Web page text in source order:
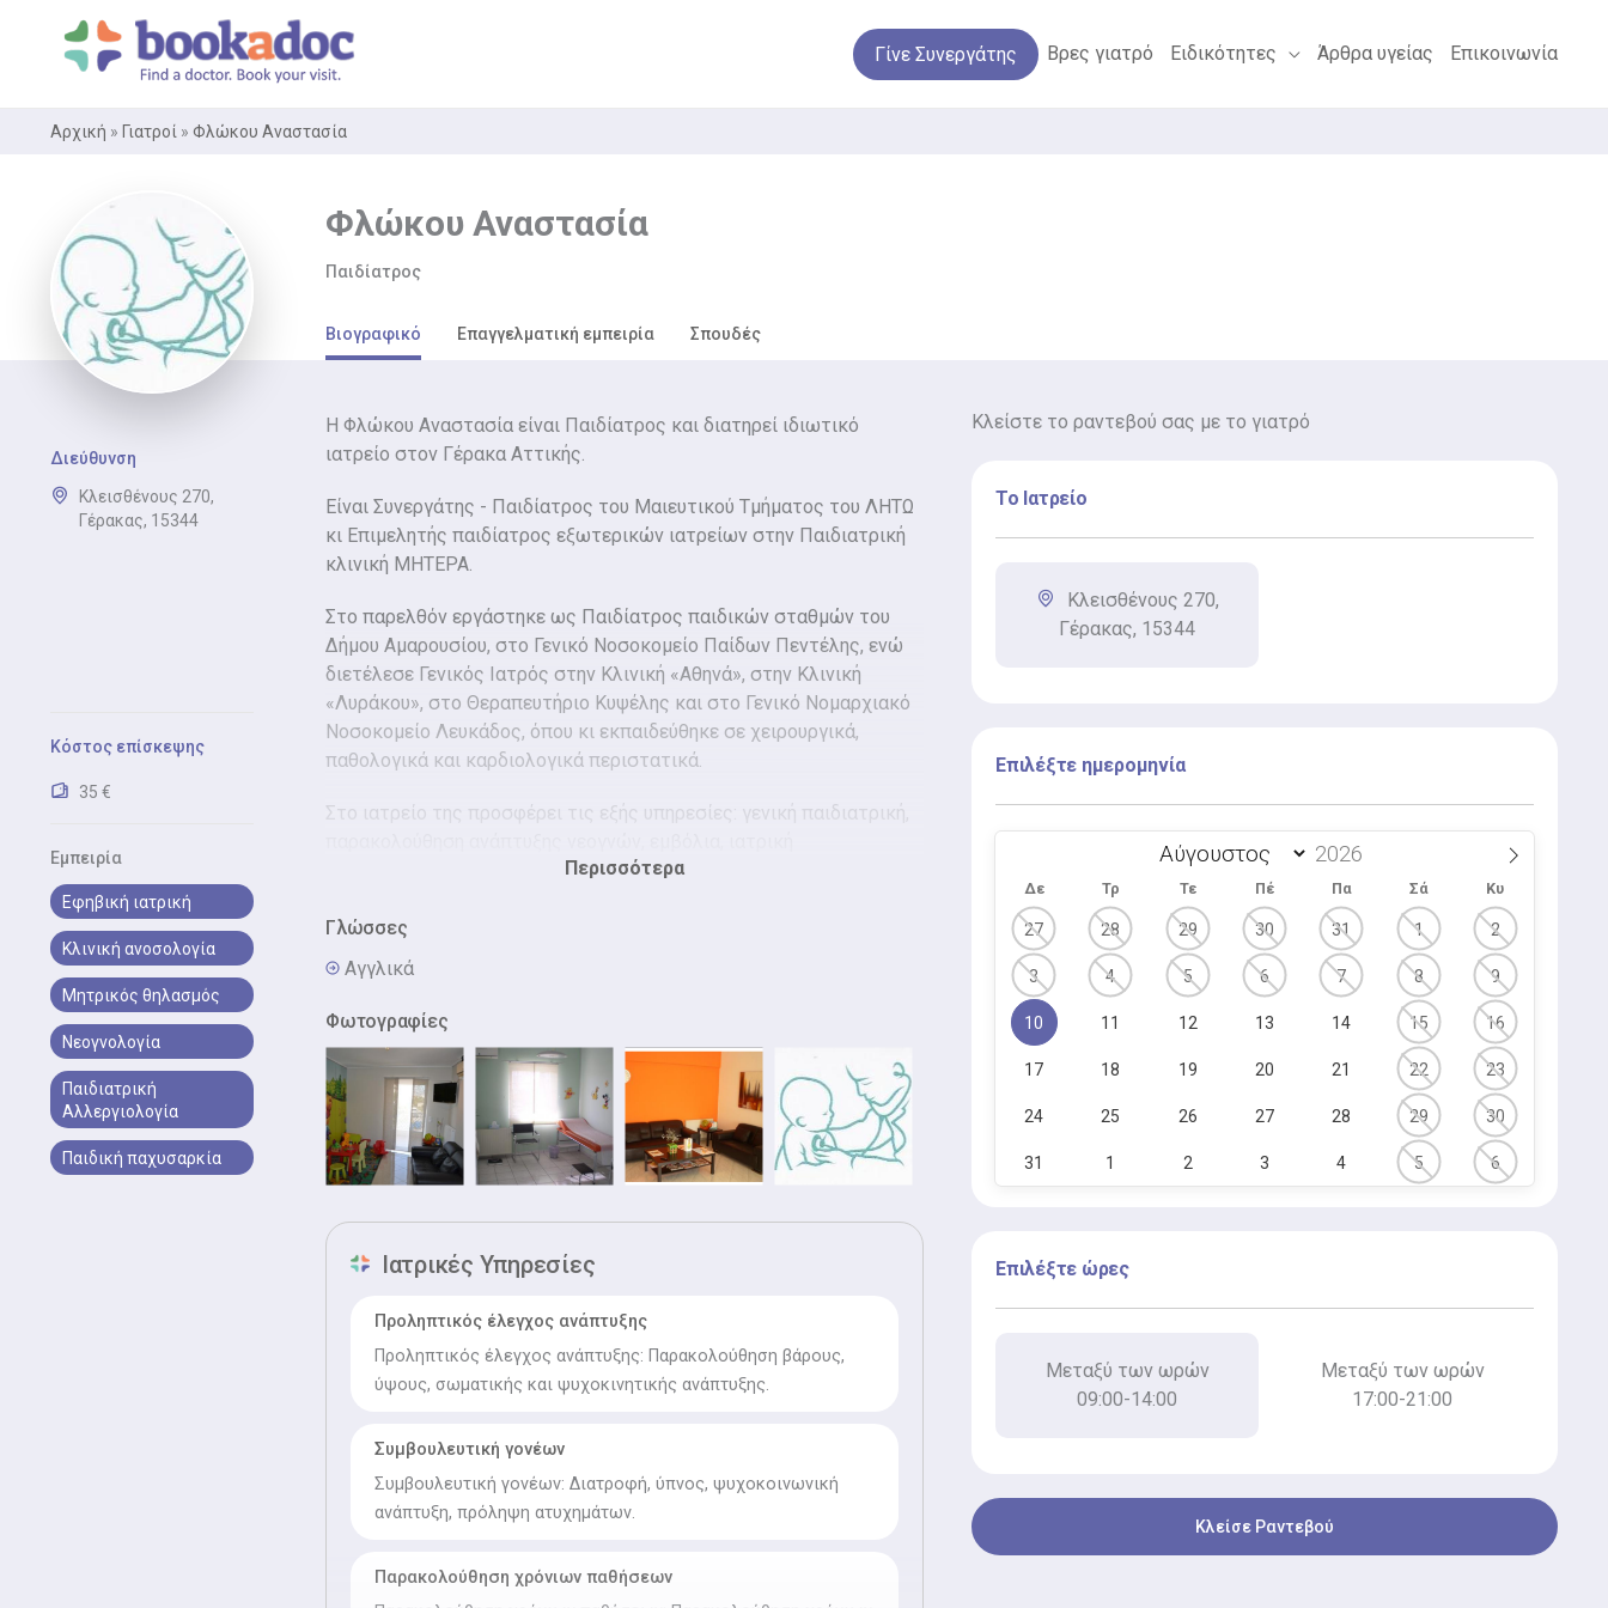
περιεχόμενο
Γίνε Συνεργάτης Βρες γιατρό Ειδικότητες Άρθρα υγείας Επικοινωνία
Αρχική » Γιατροί » Φλώκου Αναστασία
Φλώκου Αναστασία
Παιδίατρος
Διεύθυνση
Κλεισθένους 270,
Γέρακας, 15344
Κόστος επίσκεψης
35 €
Εμπειρία
Εφηβική ιατρική
Κλινική ανοσολογία
Μητρικός θηλασμός
Νεογνολογία
Παιδιατρική
Αλλεργιολογία
Παιδική παχυσαρκία
Βιογραφικό Επαγγελματική εμπειρία Σπουδές
Η Φλώκου Αναστασία είναι Παιδίατρος και διατηρεί ιδιωτικό
ιατρείο στον Γέρακα Αττικής.
Είναι Συνεργάτης - Παιδίατρος του Μαιευτικού Τμήματος του ΛΗΤΩ
κι Επιμελητής παιδίατρος εξωτερικών ιατρείων στην Παιδιατρική
κλινική ΜΗΤΕΡΑ.
Στο παρελθόν εργάστηκε ως Παιδίατρος παιδικών σταθμών του
Δήμου Αμαρουσίου, στο Γενικό Νοσοκομείο Παίδων Πεντέλης, ενώ
διετέλεσε Γενικός Ιατρός στην Κλινική «Αθηνά», στην Κλινική
«Λυράκου», στο Θεραπευτήριο Κυψέλης και στο Γενικό Νομαρχιακό
Νοσοκομείο Λευκάδος, όπου κι εκπαιδεύθηκε σε χειρουργικά,
παθολογικά και καρδιολογικά περιστατικά.
Στο ιατρείο της προσφέρει τις εξής υπηρεσίες: γενική παιδιατρική,
παρακολούθηση, αναπτυξιακός έλεγχος, λοιμώξεις, συμβουλές
αθλητισμό, Α τεστ σχολικής ετοιμότητας κ.α. για νεογνά και παιδιά
ηλικιών έως και 15 ετών.
Περισσότερα
Γλώσσες
Αγγλικά
Φωτογραφίες
Ιατρικές Υπηρεσίες
Προληπτικός έλεγχος ανάπτυξης
Προληπτικός έλεγχος ανάπτυξης: Παρακολούθηση βάρους,
ύψους, σωματικής και ψυχοκινητικής ανάπτυξης.
Συμβουλευτική γονέων
Συμβουλευτική γονέων: Διατροφή, ύπνος, ψυχοκοινωνική
ανάπτυξη, πρόληψη ατυχημάτων.
Παρακολούθηση χρόνιων παθήσεων
Κλείστε το ραντεβού σας με το γιατρό
Το Ιατρείο
Κλεισθένους 270,
Γέρακας, 15344
Επιλέξτε ημερομηνία
Δε Τρ Τε Πέ Πα Σά Κυ
27 28 29 30 31 1 2
3 4 5 6 7 8 9
10 11 12 13 14 15 16
17 18 19 20 21 22 23
24 25 26 27 28 29 30
31 1 2 3 4 5 6
Επιλέξτε ώρες
Μεταξύ των ωρών
09:00-14:00
Μεταξύ των ωρών
17:00-21:00
Κλείσε Ραντεβού